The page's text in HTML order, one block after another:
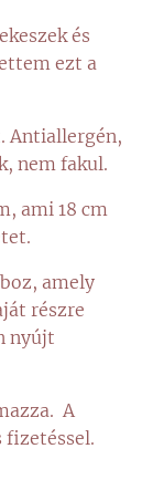
és
ezt a
Antiallergén,
nem fakul.
ami 18 cm
amely
részre
nyújt
A
fizetéssel.